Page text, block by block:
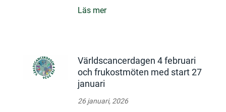
Läs mer
Världscancerdagen 4 februari
och frukostmöten med start 27
januari
26 januari, 2026